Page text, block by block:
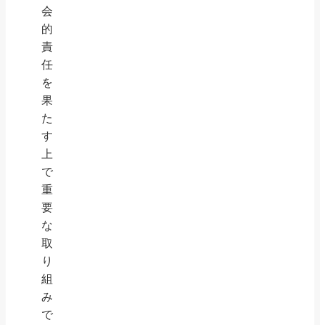
会
的
責
任
を
果
た
す
上
で
重
要
な
取
り
組
み
で